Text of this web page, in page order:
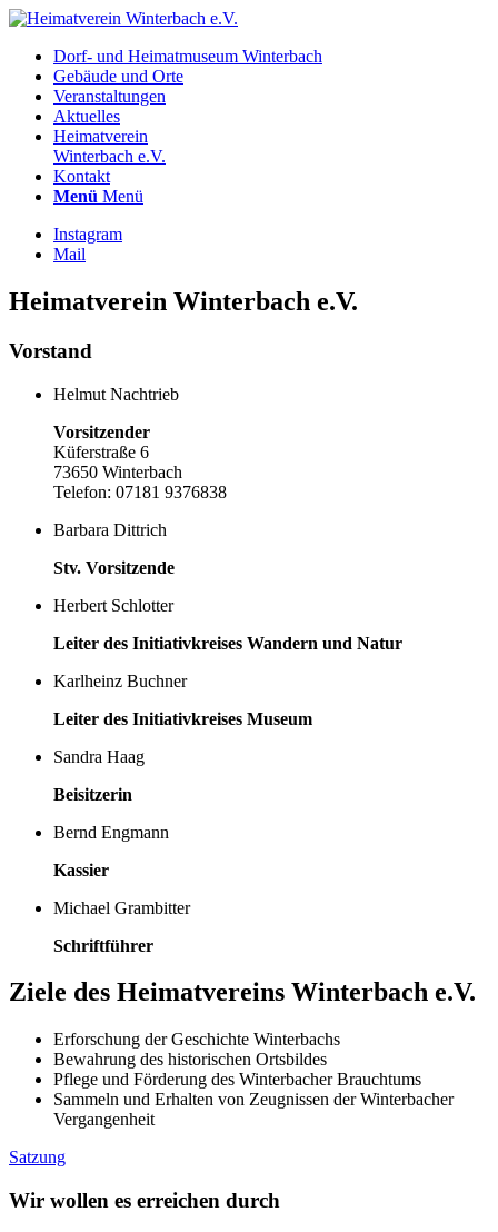
Dorf- und Heimatmuseum Winterbach
Gebäude und Orte
Veranstaltungen
Aktuelles
Heimatverein
Winterbach e.V.
Kontakt
Menü Menü
Instagram
Mail
Heimatverein Winterbach e.V.
Vorstand
Helmut Nachtrieb
Vorsitzender
Küferstraße 6
73650 Winterbach
Telefon: 07181 9376838
Barbara Dittrich
Stv. Vorsitzende
Herbert Schlotter
Leiter des Initiativkreises Wandern und Natur
Karlheinz Buchner
Leiter des Initiativkreises Museum
Sandra Haag
Beisitzerin
Bernd Engmann
Kassier
Michael Grambitter
Schriftführer
Ziele des Heimatvereins Winterbach e.V.
Erforschung der Geschichte Winterbachs
Bewahrung des historischen Ortsbildes
Pflege und Förderung des Winterbacher Brauchtums
Sammeln und Erhalten von Zeugnissen der Winterbacher
Vergangenheit
Satzung
Wir wollen es erreichen durch